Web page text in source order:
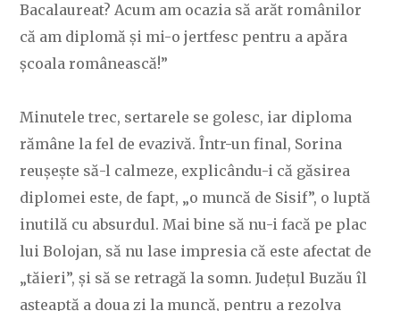
Bacalaureat? Acum am ocazia să arăt românilor
că am diplomă și mi-o jertfesc pentru a apăra
școala românească!”
Minutele trec, sertarele se golesc, iar diploma
rămâne la fel de evazivă. Într-un final, Sorina
reușește să-l calmeze, explicându-i că găsirea
diplomei este, de fapt, „o muncă de Sisif”, o luptă
inutilă cu absurdul. Mai bine să nu-i facă pe plac
lui Bolojan, să nu lase impresia că este afectat de
„tăieri”, și să se retragă la somn. Județul Buzău îl
așteaptă a doua zi la muncă, pentru a rezolva